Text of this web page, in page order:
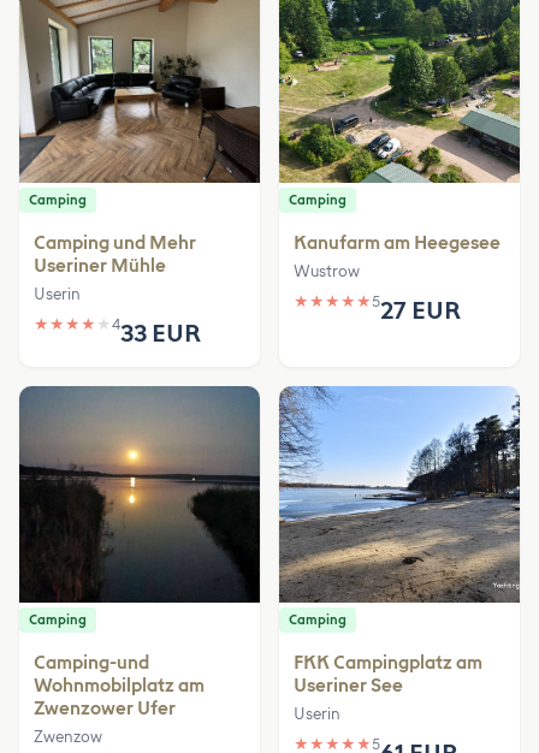
Camping
Camping und Mehr
Useriner Mühle
Userin
★ ★ ★ ★ ★ 433 EUR
Camping
Kanufarm am Heegesee
Wustrow
★ ★ ★ ★ ★527 EUR
Camping
Camping-und
Wohnmobilplatz am
Zwenzower Ufer
Zwenzow
Camping
FKK Campingplatz am
Useriner See
Userin
★ ★ ★ ★ ★5